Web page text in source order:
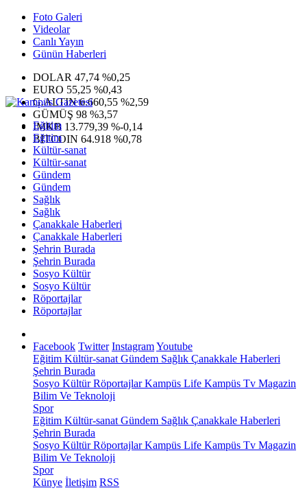
Foto Galeri
Videolar
Canlı Yayın
Günün Haberleri
DOLAR 47,74 %0,25
EURO 55,25 %0,43
G.ALTIN6.660,55 %2,59
GÜMÜŞ 98 %3,57
IMKB 13.779,39 %-0,14
BITCOIN 64.918 %0,78
Eğitim
Eğitim
Kültür-sanat
Kültür-sanat
Gündem
Gündem
Sağlık
Sağlık
Çanakkale Haberleri
Çanakkale Haberleri
Şehrin Burada
Şehrin Burada
Sosyo Kültür
Sosyo Kültür
Röportajlar
Röportajlar
Facebook Twitter InstagramYoutube
Eğitim Kültür-sanat Gündem Sağlık Çanakkale Haberleri
Şehrin Burada
Sosyo KültürRöportajlarKampüs Life Kampüs Tv Magazin
Bilim Ve Teknoloji
Spor
Eğitim Kültür-sanat Gündem Sağlık Çanakkale Haberleri
Şehrin Burada
Sosyo KültürRöportajlarKampüs Life Kampüs Tv Magazin
Bilim Ve Teknoloji
Spor
Künye İletişim RSS